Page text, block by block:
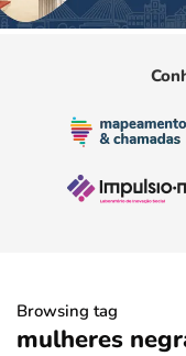
Browsing tag
mulheres